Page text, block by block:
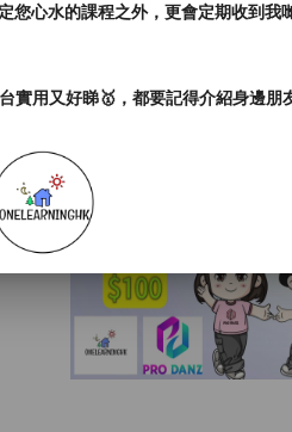
您心水的課程之外，更會定期收到我
實用又好睇🥇，都要記得介紹身邊朋